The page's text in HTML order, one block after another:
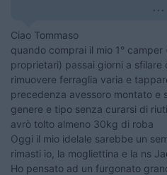
...
Ciao Tommaso
quando comprai il mio 1°
proprietari) passai giorni a sfilare
rimuovere ferraglia varia e
precedenza avessoro montato e
genere e tipo senza curarsi di
avrò tolto almeno 30kg di roba
Oggi il mio idelale sarebbe un
rimasti io, la mogliettina e la ns
Ho pensato ad un furgonato